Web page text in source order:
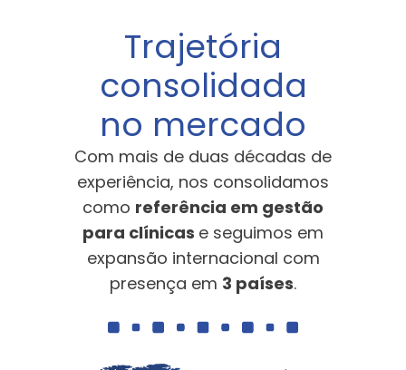
Trajetória
consolidada
no mercado
Com mais de duas décadas de
experiência, nos consolidamos
como referência em gestão
para clínicas e seguimos em
expansão internacional com
presença em 3 países.